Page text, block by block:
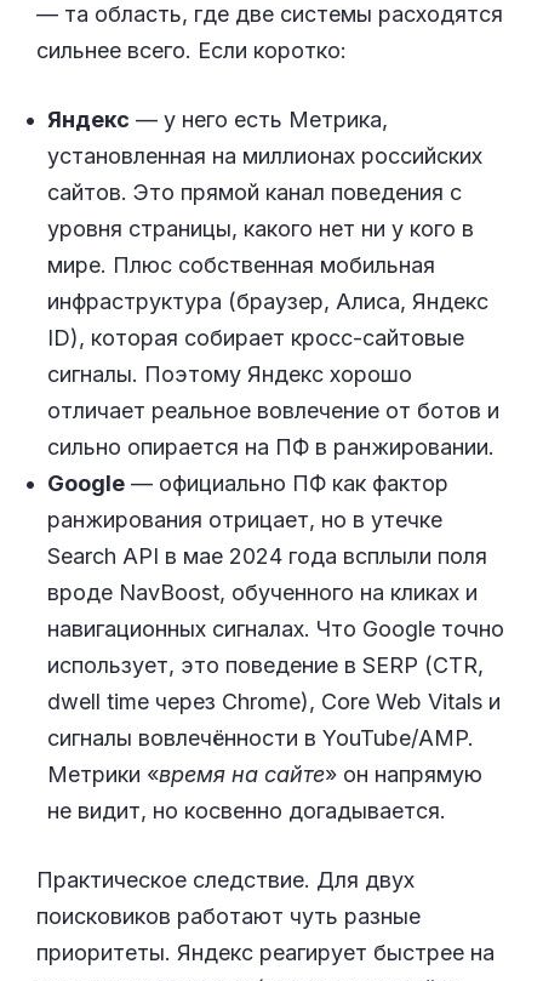
— та область, где две системы расходятся
сильнее всего. Если коротко:
Яндекс — у него есть Метрика,
установленная на миллионах российских
сайтов. Это прямой канал поведения с
уровня страницы, какого нет ни у кого в
мире. Плюс собственная мобильная
инфраструктура (браузер, Алиса, Яндекс
ID), которая собирает кросс-сайтовые
сигналы. Поэтому Яндекс хорошо
отличает реальное вовлечение от ботов и
сильно опирается на ПФ в ранжировании.
Google — официально ПФ как фактор
ранжирования отрицает, но в утечке
Search API в мае 2024 года всплыли поля
вроде NavBoost, обученного на кликах и
навигационных сигналах. Что Google точно
использует, это поведение в SERP (CTR,
dwell time через Chrome), Core Web Vitals и
сигналы вовлечённости в YouTube/AMP.
Метрики «время на сайте» он напрямую
не видит, но косвенно догадывается.
Практическое следствие. Для двух
поисковиков работают чуть разные
приоритеты. Яндекс реагирует быстрее на